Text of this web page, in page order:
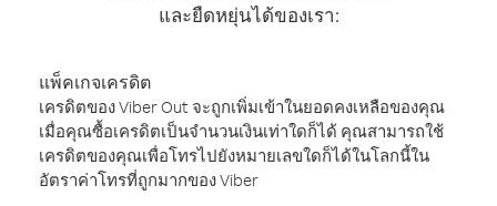
และยืดหยุ่นได้ของเรา:
แพ็คเกจเครดิต
เครดิตของ Viber Out จะถูกเพิ่มเข้าในยอดคงเหลือของคุณ
เมื่อคุณซื้อเครดิตเป็นจำนวนเงินเท่าใดก็ได้ คุณสามารถใช้
เครดิตของคุณเพื่อโทรไปยังหมายเลขใดก็ได้ในโลกนี้ใน
อัตราค่าโทรที่ถูกมากของ Viber